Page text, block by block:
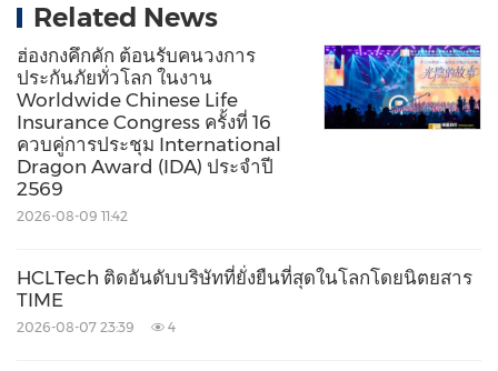
TCL Q65H: EISA BEST BUY SOUNDBAR 2025–
2026
นอกเหนือจากความเป็นเลิศด้านจอแสดงผลแล้ว TCL
ยังคงพัฒนานวัตกรรมด้านเสียงอย่างต่อเนื่อง โดย
SOUNDBAR 2025–2026" มาพร้อมกับเทคโนโลยี
RAY•DANZ ซึ่งเป็นเทคโนโลยีเสียงที่เป็นกรรมสิทธิ์
Related News
ฮ่องกงคึกคัก ต้อนรับคนวงการ
ประกันภัยทั่วโลก ในงาน
Worldwide Chinese Life
Insurance Congress ครั้งที่ 16
ควบคู่การประชุม International
Dragon Award (IDA) ประจำปี
2569
2026-08-09 11:42
HCLTech ติดอันดับบริษัทที่ยั่งยืนที่สุดในโลกโดยนิตยสาร
TIME
2026-08-07 23:39 4